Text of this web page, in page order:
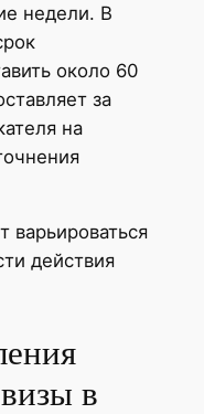
недели. В
около 60
за
на
действия
в